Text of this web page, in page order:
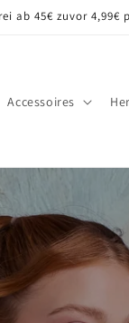
ab 45€ zuvor 4,99€
Accessoires